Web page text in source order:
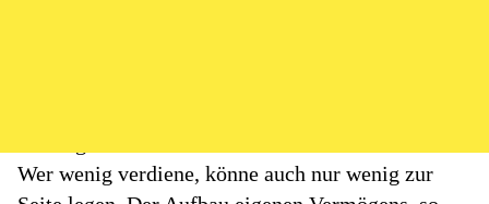
Wer wenig verdiene, könne auch nur wenig zur